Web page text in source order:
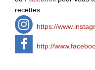
recettes.
https://
http://